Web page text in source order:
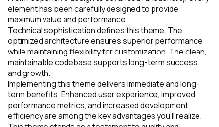
element has been carefully designed to provide
maximum value and performance.
Technical sophistication defines this theme. The
optimized architecture ensures superior performance
while maintaining flexibility for customization. The clean,
maintainable codebase supports long-term success
and growth.
Implementing this theme delivers immediate and long-
term benefits. Enhanced user experience, improved
performance metrics, and increased development
efficiency are among the key advantages you'll realize.